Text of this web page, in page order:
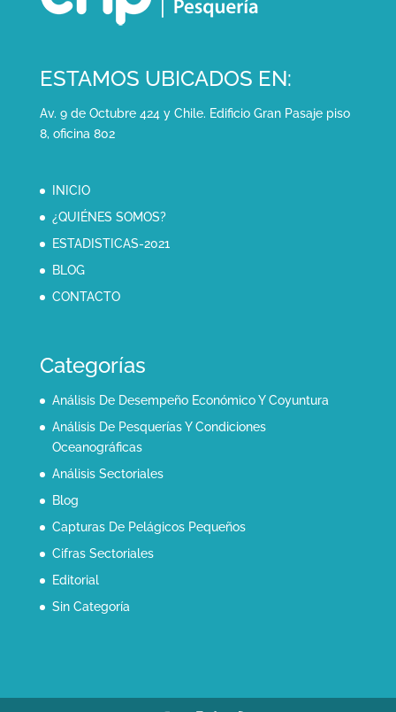
ESTAMOS UBICADOS EN:
Av. 9 de Octubre 424 y Chile. Edificio Gran Pasaje piso
8, oficina 802
INICIO
¿QUIÉNES SOMOS?
ESTADISTICAS-2021
BLOG
CONTACTO
Categorías
Análisis De Desempeño Económico Y Coyuntura
Análisis De Pesquerías Y Condiciones
Oceanográficas
Análisis Sectoriales
Blog
Capturas De Pelágicos Pequeños
Cifras Sectoriales
Editorial
Sin Categoría